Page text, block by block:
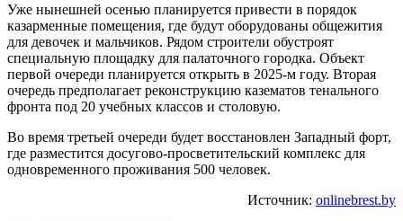
Уже нынешней осенью планируется привести в порядок
казарменные помещения, где будут оборудованы общежития
для девочек и мальчиков. Рядом строители обустроят
специальную площадку для палаточного городка. Объект
первой очереди планируется открыть в 2025-м году. Вторая
очередь предполагает реконструкцию казематов тенального
фронта под 20 учебных классов и столовую.
Во время третьей очереди будет восстановлен Западный форт,
где разместится досугово-просветительский комплекс для
одновременного проживания 500 человек.
Источник: onlinebrest.by